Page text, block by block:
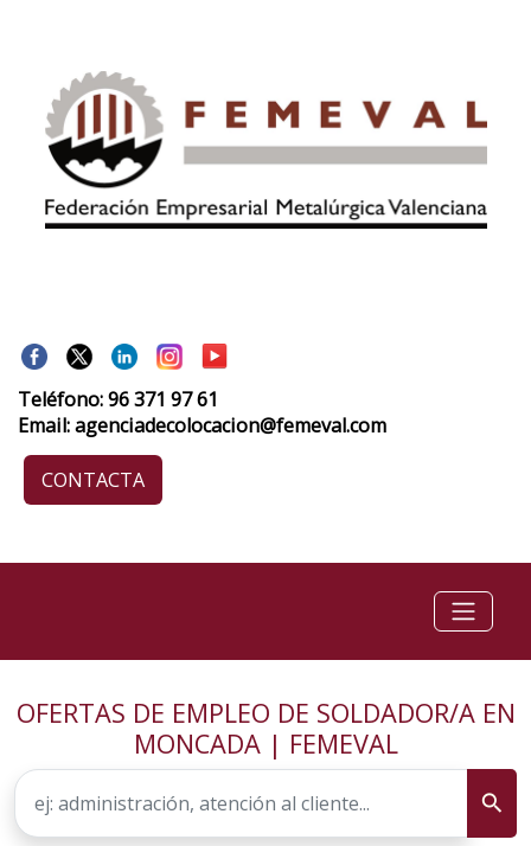
Teléfono: 96 371 97 61
Email: agenciadecolocacion@femeval.com
CONTACTA
OFERTAS DE EMPLEO DE SOLDADOR/A EN
MONCADA | FEMEVAL